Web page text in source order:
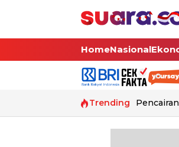
HomeNasional
Trending